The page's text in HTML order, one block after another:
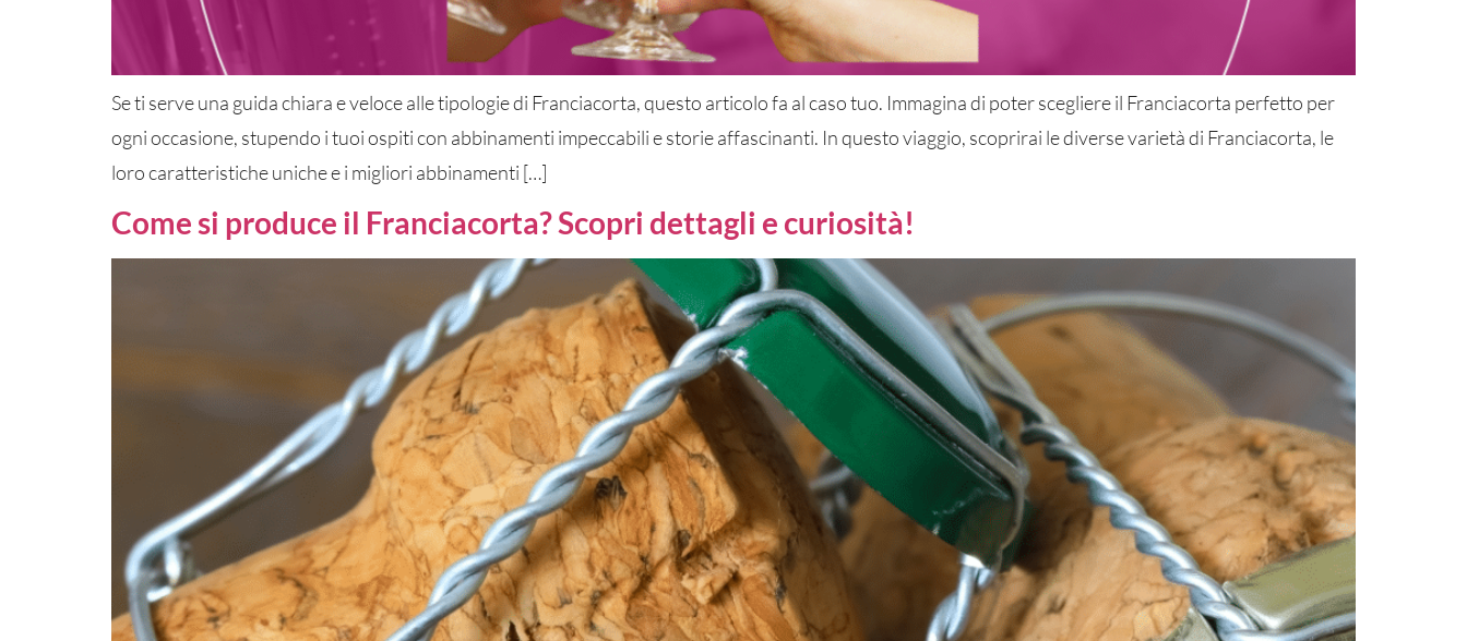
Se ti serve una guida chiara e veloce alle tipologie di Franciacorta, questo articolo fa al caso tuo. Immagina di poter scegliere il Franciacorta perfetto per
ogni occasione, stupendo i tuoi ospiti con abbinamenti impeccabili e storie affascinanti. In questo viaggio, scoprirai le diverse varietà di Franciacorta, le
loro caratteristiche uniche e i migliori abbinamenti […]
Come si produce il Franciacorta? Scopri dettagli e curiosità!